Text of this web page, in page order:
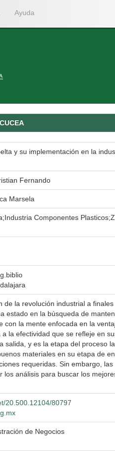
Ayuda
CUCEA
y su implementación en la
Fernando
Marsela
Componentes
de la revolución industrial a
estado en la búsqueda de
con la mente enfocada en la
la efectividad que se refleje en
salida, y es la etapa del proceso
materiales en su etapa de
requeridas. Sin embargo,
los análisis para buscar los
20.500.12104/80797
de Negocios